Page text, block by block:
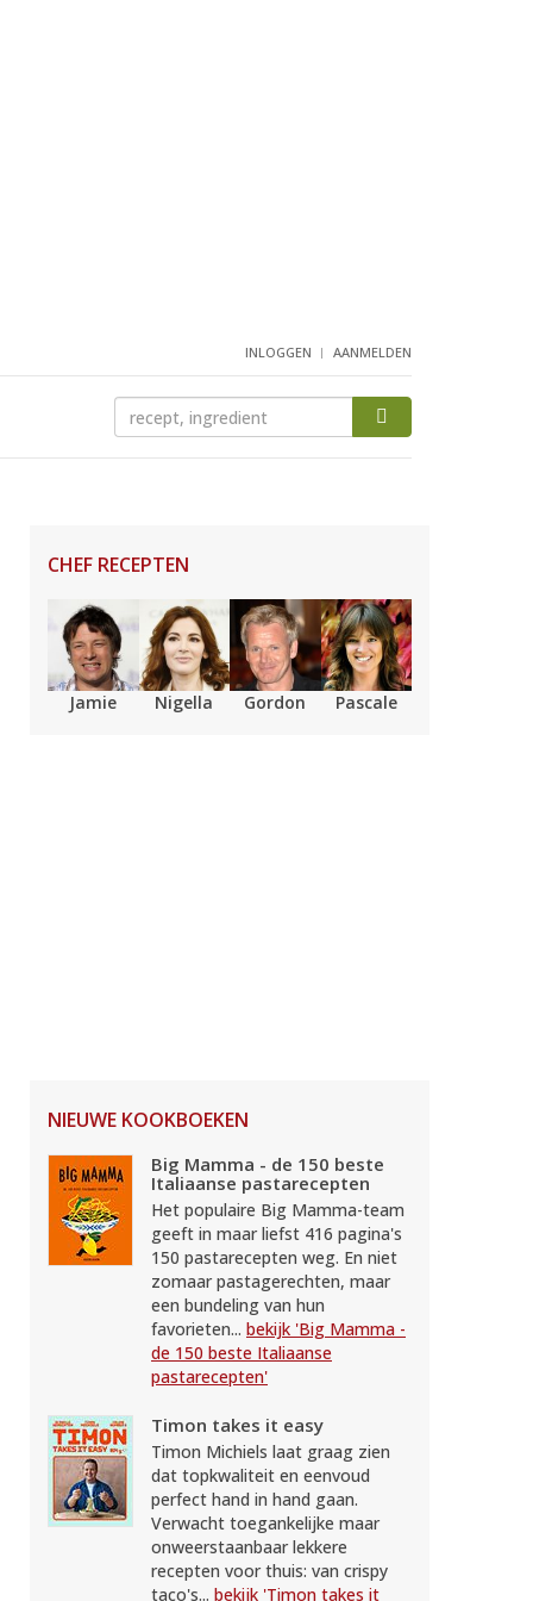
INLOGGEN AANMELDEN
CHEF RECEPTEN
Jamie Nigella Gordon Pascale
NIEUWE KOOKBOEKEN
Big Mamma - de 150 beste
Italiaanse pastarecepten
Het populaire Big Mamma-team
geeft in maar liefst 416 pagina's
150 pastarecepten weg. En niet
zomaar pastagerechten, maar
een bundeling van hun
favorieten... bekijk 'Big Mamma -
de 150 beste Italiaanse
pastarecepten'
Timon takes it easy
Timon Michiels laat graag zien
dat topkwaliteit en eenvoud
perfect hand in hand gaan.
Verwacht toegankelijke maar
onweerstaanbaar lekkere
recepten voor thuis: van crispy
taco's... bekijk 'Timon takes it